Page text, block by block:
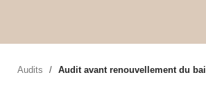
Audits / Audit avant renouvellement du bail